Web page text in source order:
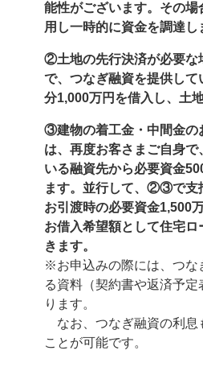
能性がございます。その場
用し一時的に資金を調達し
②土地の先行決済が必要な
で、つなぎ融資を提供して
分1,000万円を借入し、土
③建物の着工金・中間金の
は、再度お客さまご自身
いる融資先から必要資金
ます。並行して、②③で支
お引渡時の必要資金1,500
お借入希望額として住宅
きます。
※お申込みの際には、つな
る資料（契約書や返済予
ります。
なお、つなぎ融資の利息
ことが可能です。